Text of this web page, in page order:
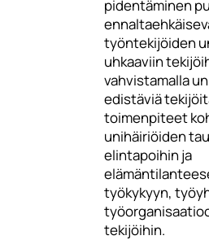
pidentäminen
työntekijöiden
uhkaaviin
vahvistamalla
edistäviä
toimenpiteet
unihäiriöiden
elintapoihin ja
työkykyyn,
tekijöihin.